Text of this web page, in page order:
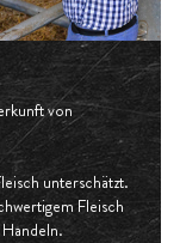
von
unterschätzt.
Fleisch